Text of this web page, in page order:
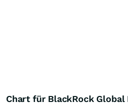
Chart für BlackRock Global